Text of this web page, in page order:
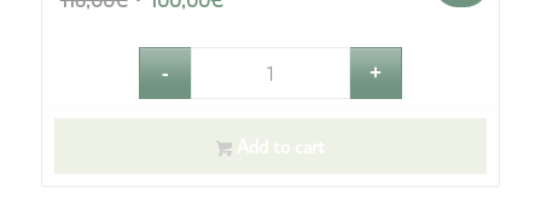
initial
était :
Add to cart